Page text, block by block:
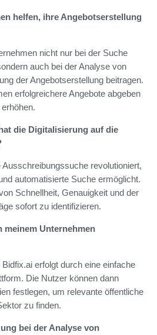
helfen, ihre Angebotserstellung
nicht nur bei der Suche
auch bei der Analyse von
der Angebotserstellung beitragen.
erfolgreichere Angebote abgeben
die Digitalisierung auf die
Ausschreibungssuche revolutioniert,
automatisierte Suche ermöglicht.
Schnellheit, Genauigkeit und der
sofort zu identifizieren.
meinem Unternehmen
erfolgt durch eine einfache
Die Nutzer können dann
festlegen, um relevante öffentliche
zu finden.
bei der Analyse von